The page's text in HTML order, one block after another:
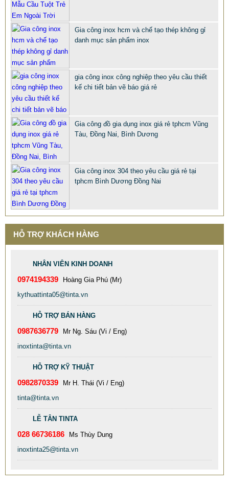
CHỤP INOX PHỤ KIỆN LAN CAN CẦU THANG TRANG TRÍ
68.668 VNĐ
SP: PHU KIEN CHUP CHAN INOX 316 201 304 XI MA VANG
TINTA XƯỞNG GIA CÔNG BỒN CÔNG NGHIỆP INOX 304
Gia công inox hcm và chế tạo thép không gỉ
danh mục sản phẩm inox
gia công inox công nghiệp theo yêu cầu thiết
kế chi tiết bản vẽ báo giá rẻ
Gia công đồ gia dụng inox giá rẻ tphcm Vũng
Tàu, Đồng Nai, Bình Dương
Gia công inox 304 theo yêu cầu giá rẻ tại
tphcm Bình Dương Đồng Nai
HỖ TRỢ KHÁCH HÀNG
NHÂN VIÊN KINH DOANH
0974194339
Hoàng Gia Phú (Mr)
kythuattinta05@tinta.vn
HỖ TRỢ BÁN HÀNG
0987636779
Mr Ng. Sáu (Vi / Eng)
inoxtinta@tinta.vn
HỖ TRỢ KỸ THUẬT
0982870339
Mr H. Thái (Vi / Eng)
tinta@tinta.vn
LỄ TÂN TINTA
028 66736186
Ms Thùy Dung
inoxtinta25@tinta.vn